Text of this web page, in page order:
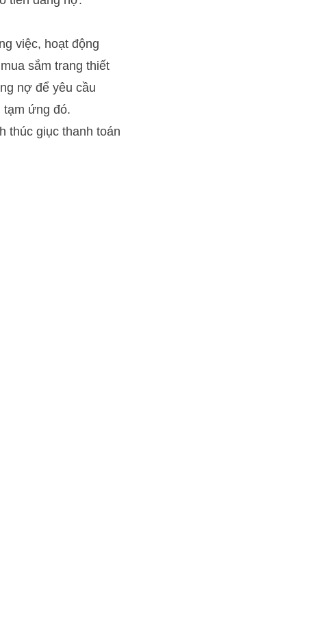
việc, hoạt động
sắm trang thiết
nợ để yêu cầu
tạm ứng đó.
thúc giục thanh toán